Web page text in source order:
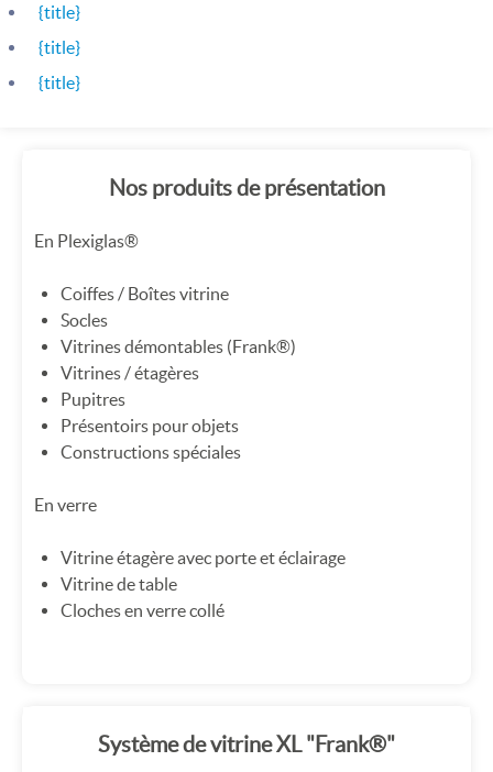
{title}
{title}
{title}
Nos produits de présentation
En Plexiglas®
Coiffes / Boîtes vitrine
Socles
Vitrines démontables (Frank®)
Vitrines / étagères
Pupitres
Présentoirs pour objets
Constructions spéciales
En verre
Vitrine étagère avec porte et éclairage
Vitrine de table
Cloches en verre collé
Système de vitrine XL "Frank®"